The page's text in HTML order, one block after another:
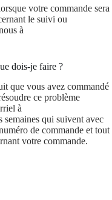
votre commande sera
le suivi ou
à
dois-je faire ?
que vous avez commandé
ce problème
à
semaines qui suivent avec
de commande et tout
votre commande.